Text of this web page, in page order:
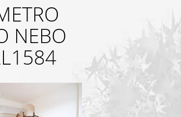
NEBO